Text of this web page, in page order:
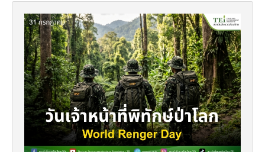
Executive Board of Directors
Management Team
Staff
Our Way
Slogan
Industrial Pollution
Livable City/Community
Municipal waste-Food Waste
Plastic Waste
PM2.5 Pollution
Sustainable Consumption and Production
Green Label
Eco-labels
Environmental Friendly Services
Carbon Footprint Consultants
Natural Resources
Land Resources
Marine and Coastal Resources
Biodiversity
Climate Change
Climate Mitigation
Climate Adaptation
Environmental Capacity Development
Training
Environmental Network, Policy and Plan
Infographic | Poster
Video Clip
Publications
Our Activities
Environment News
GET INVOLVED
Jobs
Internships
CONTACT US